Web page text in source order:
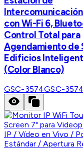
Intercomunicación
con Wi-Fi 6,
Control Total para
Agendamiento de
Edificios
(Color Blanco)
GSC-3574GSC-3574